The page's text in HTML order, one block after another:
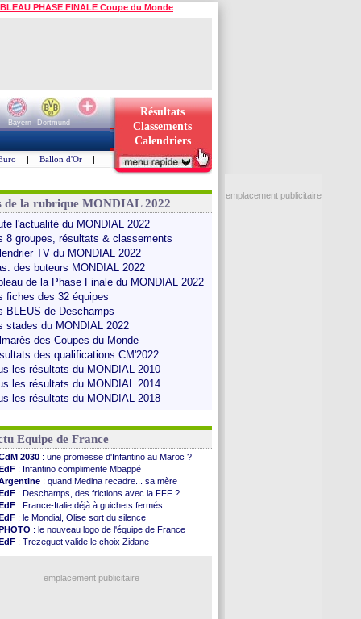
PHASE FINALE Coupe du Monde
Bayern
Dortmund
Résultats
Classements
Calendriers
| Ballon d'Or |
de la rubrique MONDIAL 2022
l'actualité du MONDIAL 2022
8 groupes, résultats & classements
TV du MONDIAL 2022
des buteurs MONDIAL 2022
de la Phase Finale du MONDIAL 2022
fiches des 32 équipes
BLEUS de Deschamps
stades du MONDIAL 2022
des Coupes du Monde
des qualifications CM'2022
les résultats du MONDIAL 2010
les résultats du MONDIAL 2014
les résultats du MONDIAL 2018
Equipe de France
2030 : une promesse d'Infantino au Maroc ?
: Infantino complimente Mbappé
: quand Medina recadre... sa mère
: Deschamps, des frictions avec la FFF ?
: France-Italie déjà à guichets fermés
: le Mondial, Olise sort du silence
: le nouveau logo de l'équipe de France
: Trezeguet valide le choix Zidane
: le message de Mbappé à Zidane
emplacement publicitaire
emplacement publicitaire